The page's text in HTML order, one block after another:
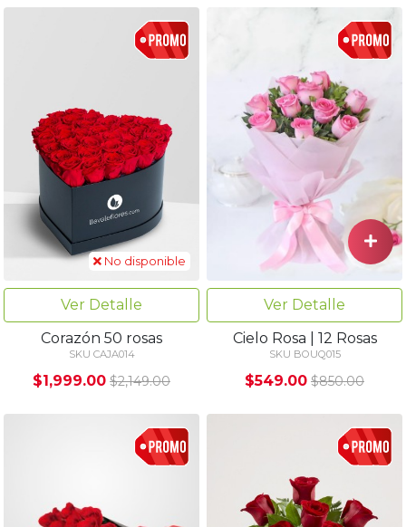
No disponible
Ver Detalle
Corazón 50 rosas
SKU CAJA014
$1,999.00 $2,149.00
Ver Detalle
Cielo Rosa | 12 Rosas
SKU BOUQ015
$549.00 $850.00